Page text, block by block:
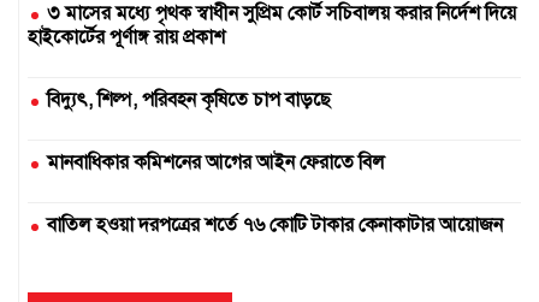
৩ মাসের মধ্যে পৃথক স্বাধীন সুপ্রিম কোর্ট সচিবালয় করার নির্দেশ দিয়ে
হাইকোর্টের পূর্ণাঙ্গ রায় প্রকাশ
বিদ্যুৎ, শিল্প, পরিবহন কৃষিতে চাপ বাড়ছে
মানবাধিকার কমিশনের আগের আইন ফেরাতে বিল
বাতিল হওয়া দরপত্রের শর্তে ৭৬ কোটি টাকার কেনাকাটার আয়োজন
দুই সার কারখানা বন্ধ, আরেকটি বন্ধের পথে